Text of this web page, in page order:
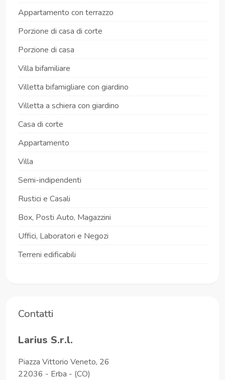
Appartamento con terrazzo
Porzione di casa di corte
Porzione di casa
Villa bifamiliare
Villetta bifamigliare con giardino
Villetta a schiera con giardino
Casa di corte
Appartamento
Villa
Semi-indipendenti
Rustici e Casali
Box, Posti Auto, Magazzini
Uffici, Laboratori e Negozi
Terreni edificabili
Contatti
Larius S.r.l.
Piazza Vittorio Veneto, 26
22036 - Erba - (CO)